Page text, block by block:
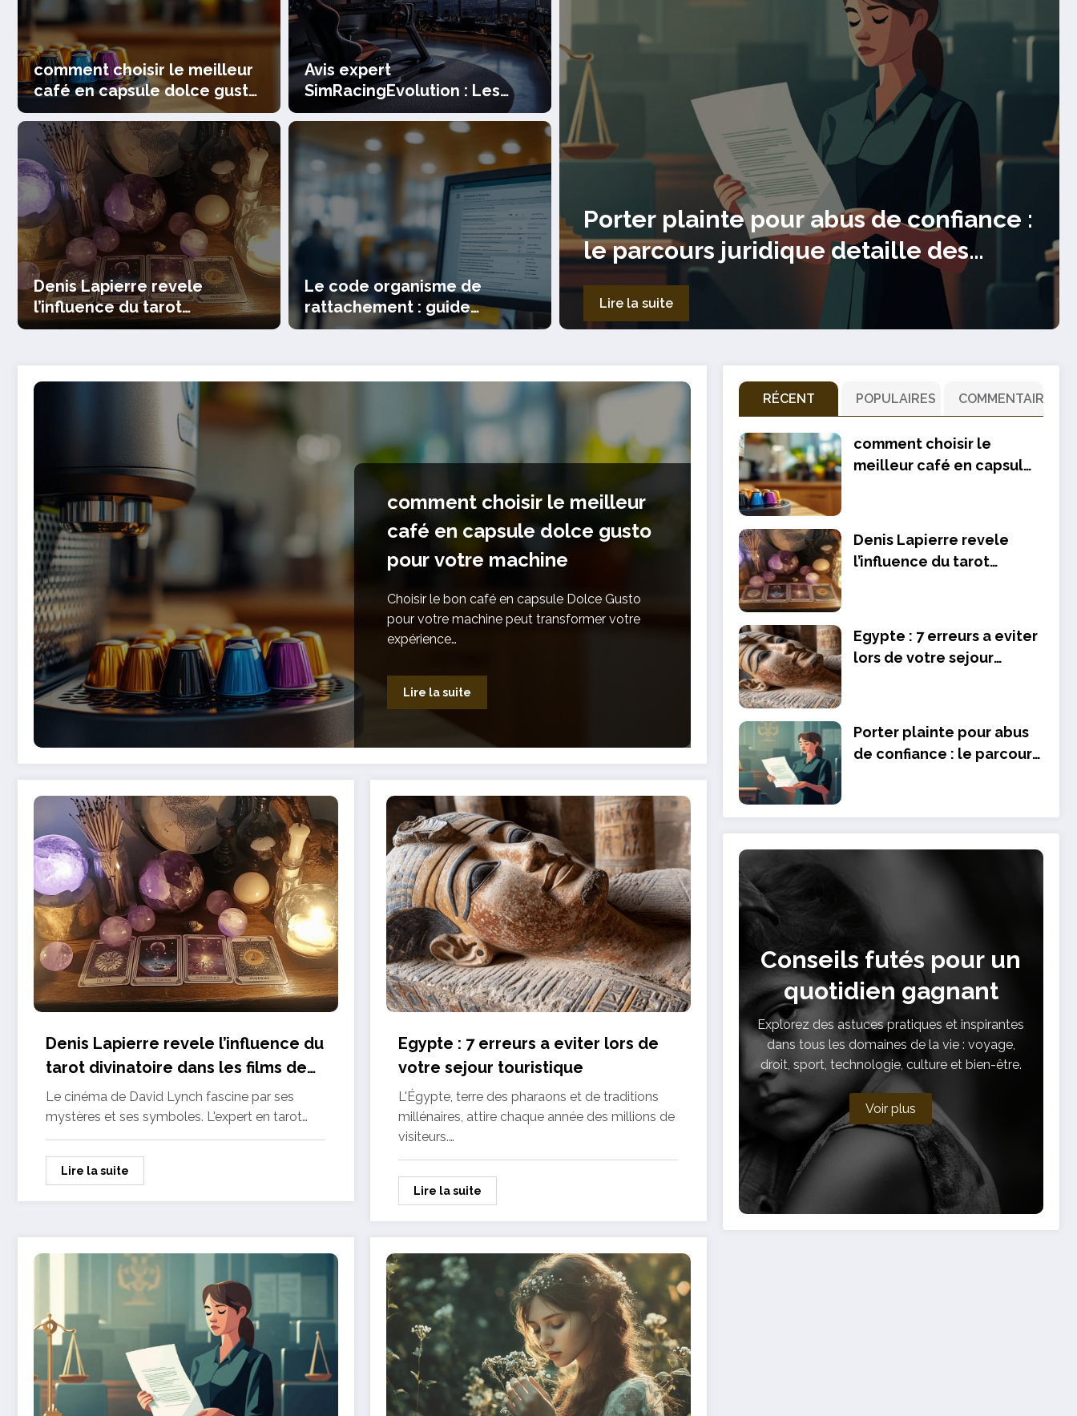
comment choisir le meilleur
café en capsule dolce gusto
pour votre machine
Denis Lapierre revele
l’influence du tarot
divinatoire dans les films de
Avis expert
SimRacingEvolution : Les
accessoires qui subliment le
Thrustmaster T500 RS
Le code organisme de
rattachement : guide
complet pour les anciens
Porter plainte pour abus de confiance :
le parcours juridique detaille des
victimes
Lire la suite
Forum de sports : Comment creer une
communaute active et bienveillante
autour de sa passion
Lire la suite
comment choisir le meilleur
café en capsule dolce gusto
pour votre machine
Choisir le bon café en capsule Dolce Gusto
pour votre machine peut transformer votre
expérience…
Lire la suite
Denis Lapierre revele l’influence du
tarot divinatoire dans les films de
David Lynch
Le cinéma de David Lynch fascine par ses
mystères et ses symboles. L'expert en tarot…
Lire la suite
Egypte : 7 erreurs a eviter lors de
votre sejour touristique
L'Égypte, terre des pharaons et de traditions
millénaires, attire chaque année des millions de
visiteurs.…
Lire la suite
RÉCENT POPULAIRES COMMENTAIRE
comment choisir le
meilleur café en capsule
Denis Lapierre revele
l’influence du tarot
Egypte : 7 erreurs a eviter
lors de votre sejour
Porter plainte pour abus
de confiance : le parcours
Conseils futés pour un
quotidien gagnant
Explorez des astuces pratiques et inspirantes
dans tous les domaines de la vie : voyage,
droit, sport, technologie, culture et bien-être.
Voir plus